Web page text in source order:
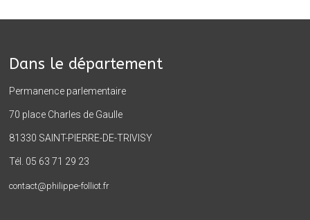
Dans le département
Permanence parlementaire
70 place Charles de Gaulle
81330 SAINT-PIERRE-DE-TRIVISY
Tél. 05 63 71 29 23
contact@philippe-folliot.fr